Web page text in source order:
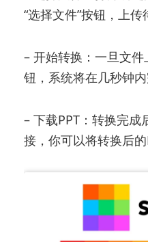
“选择文件”按钮，上传
– 开始转换：一旦文件
钮，系统将在几秒钟内
– 下载PPT：转换完
接，你可以将转换后的